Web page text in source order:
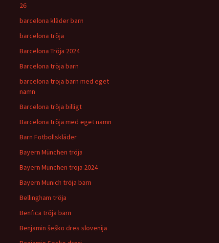
26
barcelona kläder barn
barcelona tröja
Barcelona Tröja 2024
Barcelona tröja barn
barcelona tröja barn med eget
namn
Barcelona tröja billigt
Barcelona tröja med eget namn
Barn Fotbollskläder
Bayern München tröja
Bayern München tröja 2024
Bayern Munich tröja barn
Bellingham tröja
Benfica tröja barn
Benjamin šeško dres slovenija